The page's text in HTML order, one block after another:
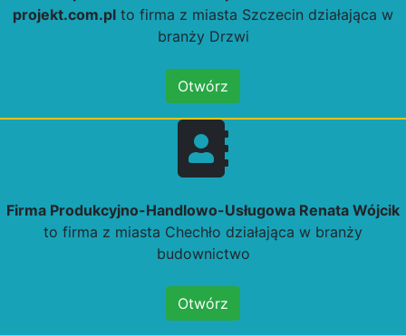
projekt.com.pl to firma z miasta Szczecin działająca w
branży Drzwi
Otwórz
Firma Produkcyjno-Handlowo-Usługowa Renata Wójcik
to firma z miasta Chechło działająca w branży
budownictwo
Otwórz